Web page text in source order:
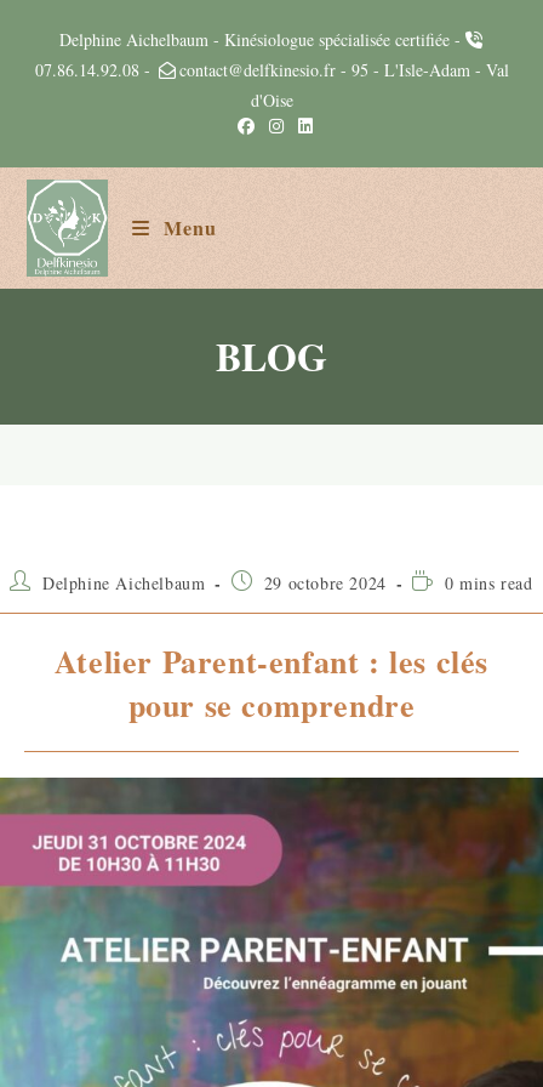
Delphine Aichelbaum - Kinésiologue spécialisée certifiée -
07.86.14.92.08- contact@delfkinesio.fr- 95 - L'Isle-Adam - Val
d'Oise
Menu
BLOG
Delphine Aichelbaum 29 octobre 2024 0 mins read
Atelier Parent-enfant : les clés
pour se comprendre